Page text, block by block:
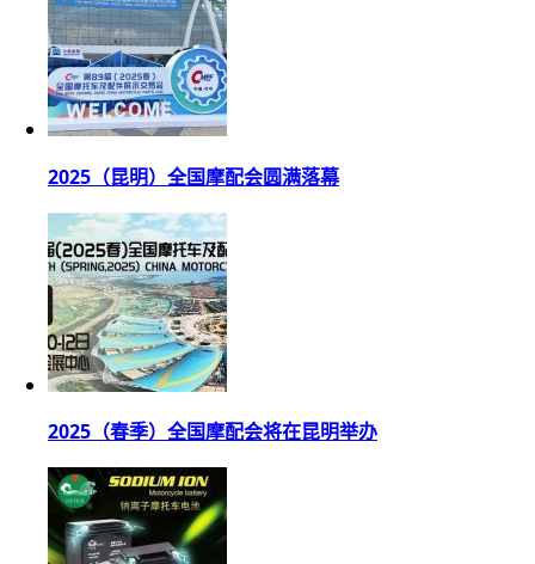
2025（昆明）全国摩配会圆满落幕
2025（春季）全国摩配会将在昆明举办